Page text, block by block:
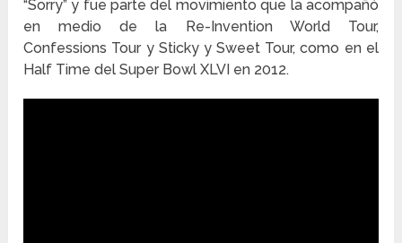
“Sorry” y fue parte del movimiento que la acompañó
en medio de la Re-Invention World Tour,
Confessions Tour y Sticky y Sweet Tour, como en el
Half Time del Super Bowl XLVI en 2012.